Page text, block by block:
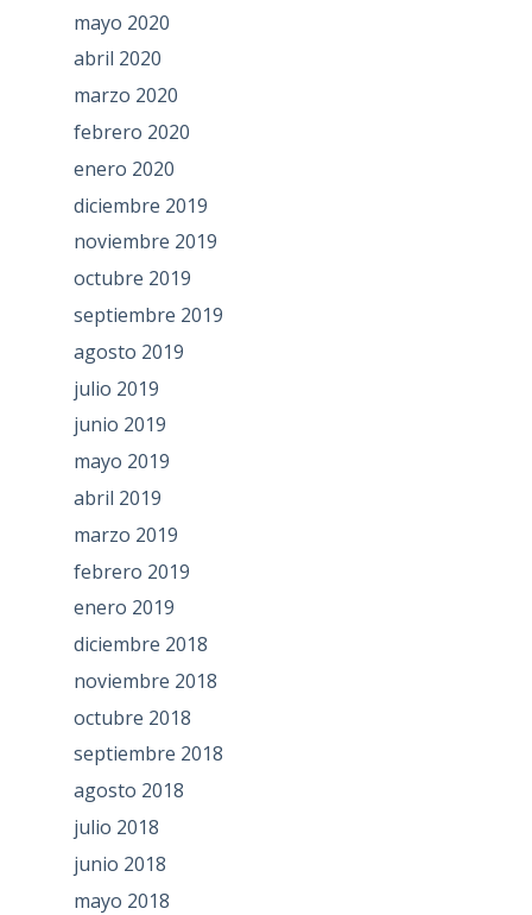
mayo 2020
abril 2020
marzo 2020
febrero 2020
enero 2020
diciembre 2019
noviembre 2019
octubre 2019
septiembre 2019
agosto 2019
julio 2019
junio 2019
mayo 2019
abril 2019
marzo 2019
febrero 2019
enero 2019
diciembre 2018
noviembre 2018
octubre 2018
septiembre 2018
agosto 2018
julio 2018
junio 2018
mayo 2018